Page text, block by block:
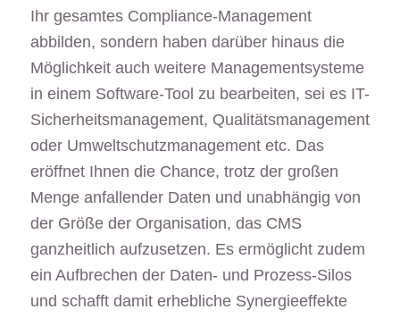
Ihr gesamtes Compliance-Management
abbilden, sondern haben darüber hinaus die
Möglichkeit auch weitere Managementsysteme
in einem Software-Tool zu bearbeiten, sei es IT-
Sicherheitsmanagement, Qualitätsmanagement
oder Umweltschutzmanagement etc. Das
eröffnet Ihnen die Chance, trotz der großen
Menge anfallender Daten und unabhängig von
der Größe der Organisation, das CMS
ganzheitlich aufzusetzen. Es ermöglicht zudem
ein Aufbrechen der Daten- und Prozess-Silos
und schafft damit erhebliche Synergieeffekte